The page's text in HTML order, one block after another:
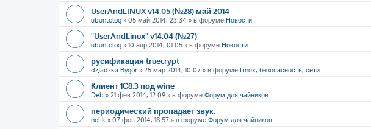
UserAndLINUX v14.05 (№28) май 2014
ubuntolog » 05 май 2014, 23:34 » в форуме Новости
"UserAndLinux" v14.04 (№27)
ubuntolog » 10 апр 2014, 01:05 » в форуме Новости
русификация truecrypt
dzJadzka Rygor » 25 мар 2014, 10:07 » в форуме Linux, безопасность, сети
Клиент 1С8.3 под wine
Deb » 21 фев 2014, 12:09 » в форуме Форум для чайников
периодический пропадает звук.
nolik » 07 фев 2014, 18:57 » в форуме Форум для чайников